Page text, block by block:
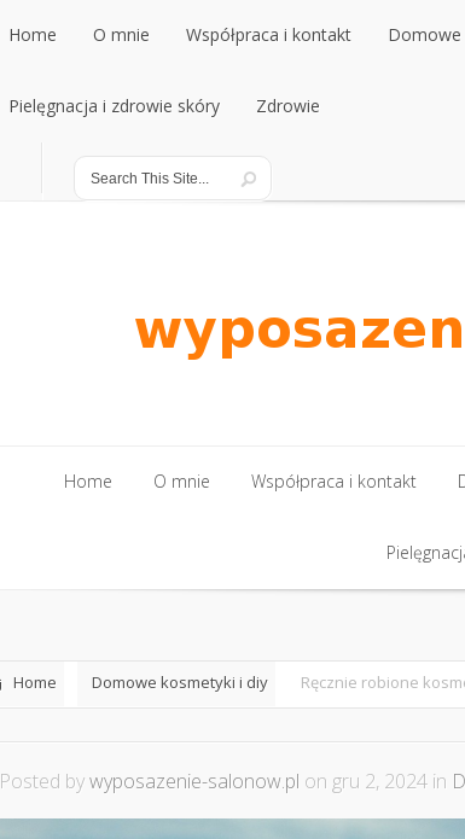
Home
Home
O mnie
O mnie
Współpraca i kontakt
Współpraca i kontakt
Domowe
Pielęgnacja i zdrowie skóry
Pielęgnacja i zdrowie skóry
Zdrowie
Home O mnie Współpraca i kontakt
Współpraca i kontakt
Home Domowe kosmetyki i diy Ręcznie robione
Posted bywyposazenie-salonow.pl on gru 2, 2024 in